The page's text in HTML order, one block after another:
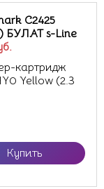
C2425
БУЛАТ s-Line
картридж
Yellow (2.3
Купить